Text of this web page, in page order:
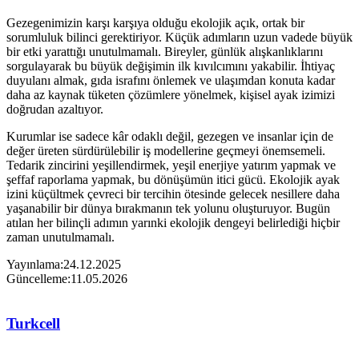
Gezegenimizin karşı karşıya olduğu ekolojik açık, ortak bir
sorumluluk bilinci gerektiriyor. Küçük adımların uzun vadede büyük
bir etki yarattığı unutulmamalı. Bireyler, günlük alışkanlıklarını
sorgulayarak bu büyük değişimin ilk kıvılcımını yakabilir. İhtiyaç
duyulanı almak, gıda israfını önlemek ve ulaşımdan konuta kadar
daha az kaynak tüketen çözümlere yönelmek, kişisel ayak izimizi
doğrudan azaltıyor.
Kurumlar ise sadece kâr odaklı değil, gezegen ve insanlar için de
değer üreten sürdürülebilir iş modellerine geçmeyi önemsemeli.
Tedarik zincirini yeşillendirmek, yeşil enerjiye yatırım yapmak ve
şeffaf raporlama yapmak, bu dönüşümün itici gücü. Ekolojik ayak
izini küçültmek çevreci bir tercihin ötesinde gelecek nesillere daha
yaşanabilir bir dünya bırakmanın tek yolunu oluşturuyor. Bugün
atılan her bilinçli adımın yarınki ekolojik dengeyi belirlediği hiçbir
zaman unutulmamalı.
Yayınlama:24.12.2025
Güncelleme:11.05.2026
Turkcell